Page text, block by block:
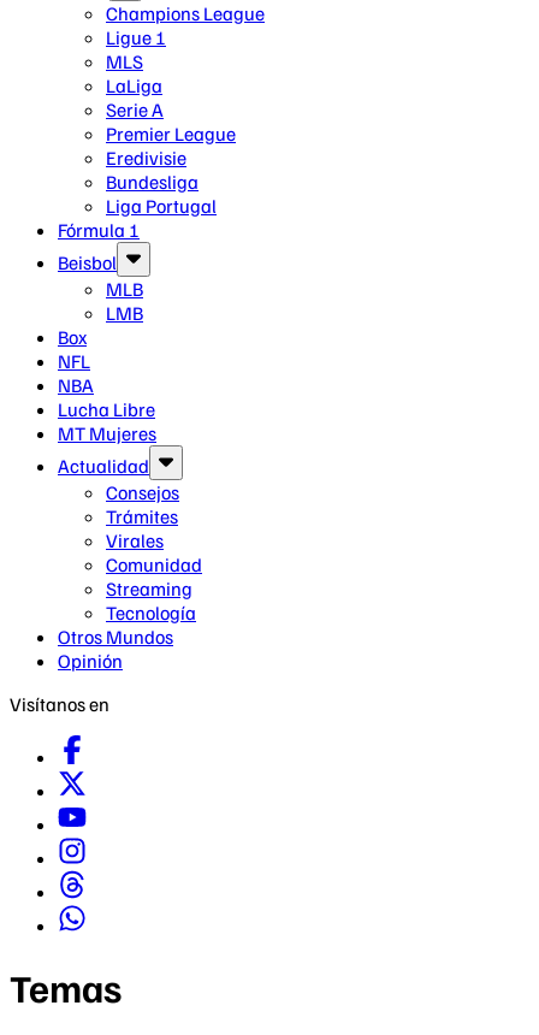
Champions League
Ligue 1
MLS
LaLiga
Serie A
Premier League
Eredivisie
Bundesliga
Liga Portugal
Fórmula 1
Beisbol
MLB
LMB
Box
NFL
NBA
Lucha Libre
MT Mujeres
Actualidad
Consejos
Trámites
Virales
Comunidad
Streaming
Tecnología
Otros Mundos
Opinión
Visítanos en
Temas